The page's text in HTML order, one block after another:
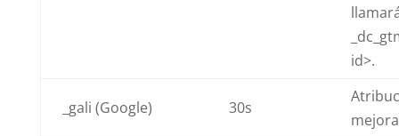
id>.
_gali (Google) 30s